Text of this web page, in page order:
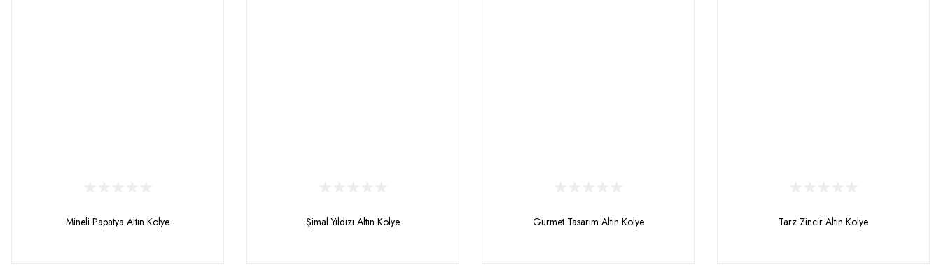
Mineli Papatya Altın Kolye Şimal Yıldızı Altın Kolye Gurmet Tasarım Altın Kolye Tarz Zincir Altın Kolye